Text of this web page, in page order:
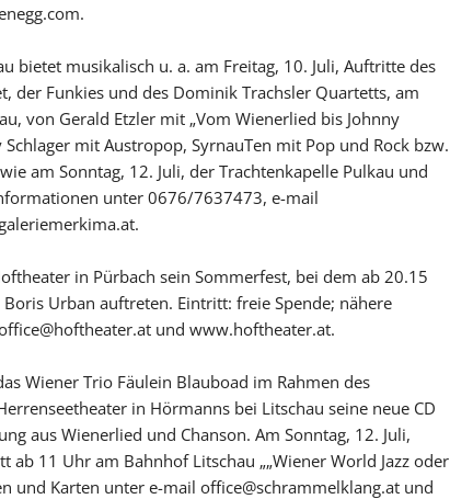
bietet musikalisch u. a. am Freitag, 10. Juli, Auftritte des
der Funkies und des Dominik Trachsler Quartetts, am
von Gerald Etzler mit „Vom Wienerlied bis Johnny
Schlager mit Austropop, SyrnauTen mit Pop und Rock bzw.
am Sonntag, 12. Juli, der Trachtenkapelle Pulkau und
unter 0676/7637473, e-mail
in Pürbach sein Sommerfest, bei dem ab 20.15
Urban auftreten. Eintritt: freie Spende; nähere
und www.hoftheater.at.
Wiener Trio Fäulein Blauboad im Rahmen des
in Hörmanns bei Litschau seine neue CD
aus Wienerlied und Chanson. Am Sonntag, 12. Juli,
ab 11 Uhr am Bahnhof Litschau „„Wiener World Jazz oder
und Karten unter e-mail office@schrammelklang.at und